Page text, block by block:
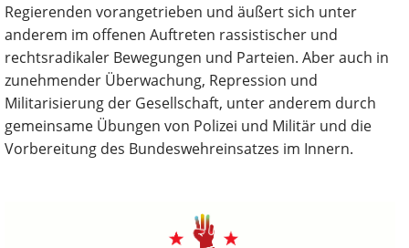
Regierenden vorangetrieben und äußert sich unter
anderem im offenen Auftreten rassistischer und
rechtsradikaler Bewegungen und Parteien. Aber auch in
zunehmender Überwachung, Repression und
Militarisierung der Gesellschaft, unter anderem durch
gemeinsame Übungen von Polizei und Militär und die
Vorbereitung des Bundeswehreinsatzes im Innern.